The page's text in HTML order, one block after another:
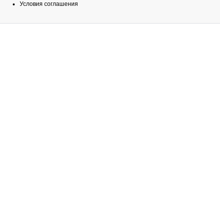
Условия соглашения